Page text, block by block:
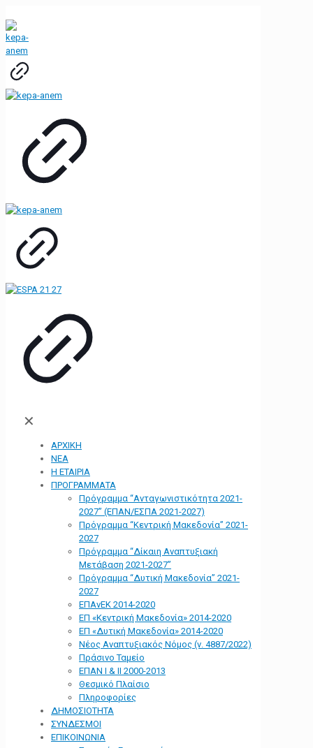
✕
ΑΡΧΙΚΗ
ΝΕΑ
Η ΕΤΑΙΡΙΑ
ΠΡΟΓΡΑΜΜΑΤΑ
Πρόγραμμα “Ανταγωνιστικότητα 2021-
2027” (ΕΠΑΝ/ΕΣΠΑ 2021-2027)
Πρόγραμμα “Κεντρική Μακεδονία” 2021-
2027
Πρόγραμμα “Δίκαιη Αναπτυξιακή
Μετάβαση 2021-2027”
Πρόγραμμα “Δυτική Μακεδονία” 2021-
2027
ΕΠΑνΕΚ 2014-2020
ΕΠ «Kεντρική Μακεδονία» 2014-2020
ΕΠ «Δυτική Μακεδονία» 2014-2020
Νέος Αναπτυξιακός Νόμος (ν. 4887/2022)
Πράσινο Ταμείο
ΕΠΑΝ Ι & ΙΙ 2000-2013
Θεσμικό Πλαίσιο
Πληροφορίες
ΔΗΜΟΣΙΟΤΗΤΑ
ΣΥΝΔΕΣΜΟΙ
ΕΠΙΚΟΙΝΩΝΙΑ